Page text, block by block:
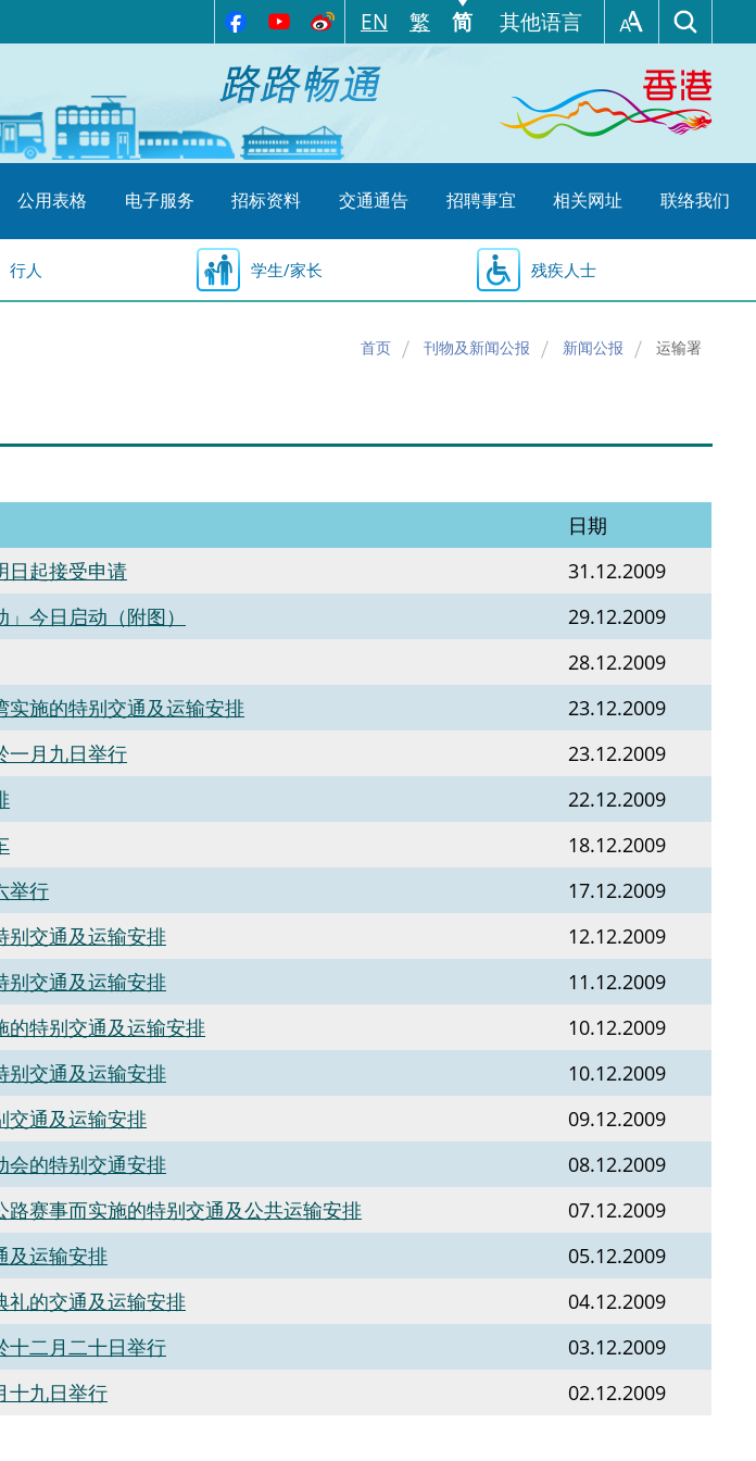
EN 繁 简 其他语言
公用表格 电子服务 招标资料 交通通告 招聘事宜 相关网址 联络我们
行人 学生/家长 残疾人士
首页 刊物及新闻公报 新闻公报 运输署
日期
日起接受申请
31.12.2009
今日启动（附图）
29.12.2009
28.12.2009
施的特别交通及运输安排
23.12.2009
一月九日举行
23.12.2009
22.12.2009
18.12.2009
举行
17.12.2009
别交通及运输安排
12.12.2009
别交通及运输安排
11.12.2009
的特别交通及运输安排
10.12.2009
别交通及运输安排
10.12.2009
交通及运输安排
09.12.2009
会的特别交通安排
08.12.2009
赛事而实施的特别交通及公共运输安排
07.12.2009
及运输安排
05.12.2009
礼的交通及运输安排
04.12.2009
十二月二十日举行
03.12.2009
十九日举行
02.12.2009